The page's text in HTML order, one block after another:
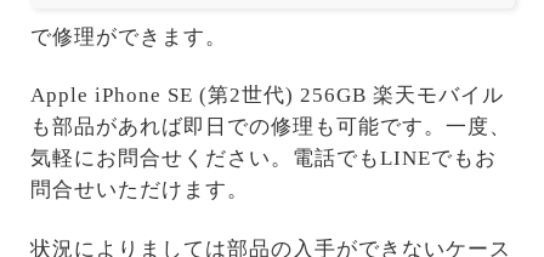
で修理ができます。
Apple iPhone SE (第2世代) 256GB 楽天モバイル
も部品があれば即日での修理も可能です。一度、
気軽にお問合せください。電話でもLINEでもお
問合せいただけます。
状況によりましては部品の入手ができないケース